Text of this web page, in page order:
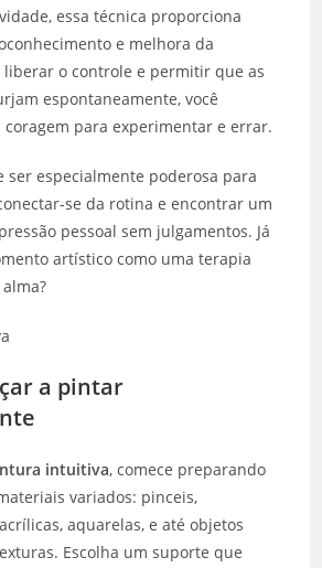
essa técnica proporciona
e melhora da
liberar o controle e permitir que as
espontaneamente, você
para experimentar e errar.
ser especialmente poderosa para
se da rotina e encontrar um
pessoal sem julgamentos. Já
artístico como uma terapia
a pintar
intuitiva, comece preparando
variados: pinceis,
aquarelas, e até objetos
Escolha um suporte que